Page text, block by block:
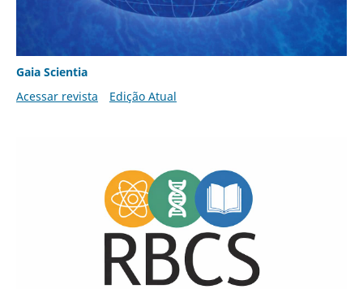
Gaia Scientia
Acessar revista
Edição Atual